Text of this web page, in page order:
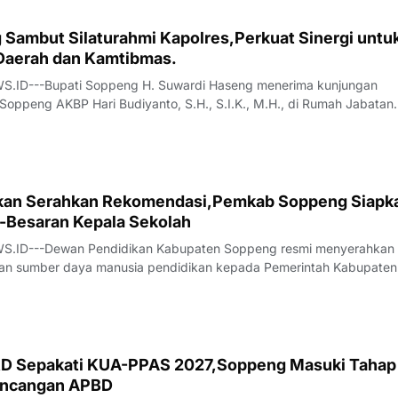
Sambut Silaturahmi Kapolres,Perkuat Sinergi
dan Kamtibmas.
Bupati Soppeng H. Suwardi Haseng menerima kunjungan
AKBP Hari Budiyanto, S.H., S.I.K., M.H., di Rumah Jabatan
tersebut merupakan bagian dari rangkaian
Serahkan Rekomendasi,Pemkab Soppeng
Kepala Sekolah
Dewan Pendidikan Kabupaten Soppeng resmi menyerahkan
sumber daya manusia pendidikan kepada Pemerintah Kabupaten
ini diharapkan menjadi acuan pembenahan tata kelola
APBD